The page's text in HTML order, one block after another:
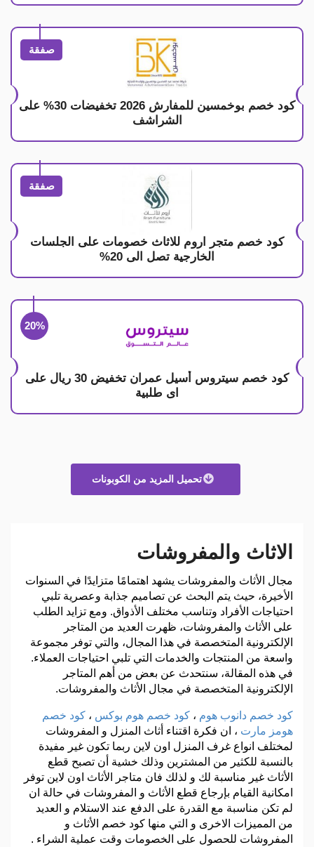
صفقة
كود خصم بوخمسين للمفارش 2026 تخفيضات 30% على
الشراشف
صفقة
كود خصم متجر اروم للاثاث خصومات على الجلسات
الخارجية تصل الى 20%
20%
كود خصم سيتروس أسيل عمران تخفيض 30 ريال على
اى طلبية
تحميل المزيد من الكوبونات
الاثاث والمفروشات
مجال الأثاث والمفروشات يشهد اهتمامًا متزايدًا في السنوات
الأخيرة، حيث يتم البحث عن تصاميم جذابة وعصرية تلبي
احتياجات الأفراد وتناسب مختلف الأذواق. ومع تزايد الطلب
على الأثاث والمفروشات، ظهرت العديد من المتاجر
الإلكترونية المتخصصة في هذا المجال، والتي توفر مجموعة
واسعة من المنتجات والخدمات التي تلبي احتياجات العملاء.
في هذه المقالة، سنتحدث عن بعض من أهم المتاجر
الإلكترونية المتخصصة في مجال الأثاث والمفروشات.
كود خصم دانوب هوم ، كود خصم هوم بوكس ، كود خصم
هومز مارت ، ان فكرة اقتناء أثاث المنزل و المفروشات
لمختلف انواع غرف المنزل اون لاين ربما تكون غير مفيدة
بالنسبة للكثير من المشترين وذلك خشية أن تصبح قطع
الأثاث غير مناسبة لك و لذلك فان متاجر الأثاث اون لاين توفر
امكانية القيام بإرجاع قطع الأثاث و المفروشات في حالة ان
لم تكن مناسبة مع القدرة على الدفع عند الاستلام و العديد
من المميزات الاخرى و التي منها كود خصم الأثاث و
المفروشات للحصول على الخصومات وقت عملية الشراء .